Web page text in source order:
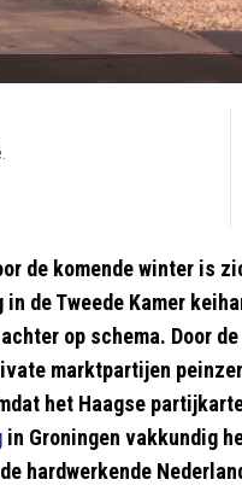
de komende winter is
de Tweede Kamer
op schema. Door
marktpartijen
het Haagse
in Groningen vakkundig
hardwerkende